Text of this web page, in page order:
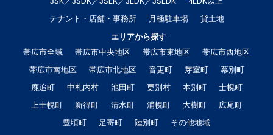
テナント・店舗・事務所
月極駐車場
貸土地
エリアから探す
帯広市全域
帯広市中央地区 帯広市東地区
帯広市西地区
帯広市南地区
帯広市北地区 音更町 芽室町
幕別町
鹿追町
中札内村 池田町 更別村 本別町
士幌町
上士幌町
新得町 清水町 浦幌町 大樹町
広尾町
豊頃町
足寄町 陸別町
その他地域